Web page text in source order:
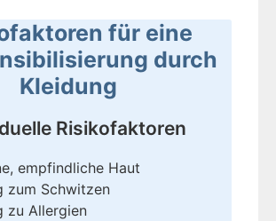
für eine
durch
Kleidung
Risikofaktoren
empfindliche Haut
zum Schwitzen
zu Allergien